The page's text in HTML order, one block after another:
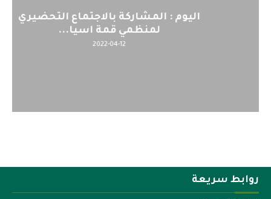
اليوم : المشاركة بالاجتماع التحضيري
لمنظمي قمة اسيا...
2022-04-12
روابط سريعة